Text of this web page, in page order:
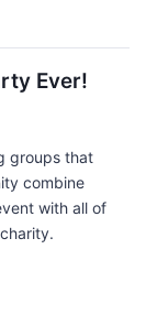
Ever!
groups that
combine
with all of